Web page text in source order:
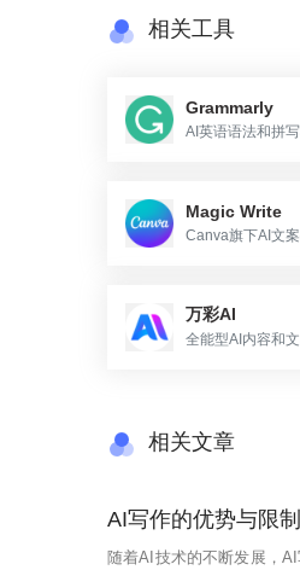
相关工具
Grammarly
AI英语语法和拼
Magic Write
Canva旗下AI文
万彩AI
全能型AI内容和
相关文章
AI写作的优势与限制
随着AI技术的不断发展，